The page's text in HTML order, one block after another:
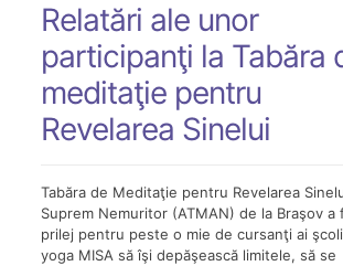
Relatări ale unor
participanţi la Tabăra
meditaţie pentru
Revelarea Sinelui
Tabăra de Meditaţie pentru Revelarea
Suprem Nemuritor (ATMAN) de la Braşov a
prilej pentru peste o mie de cursanţi ai
yoga MISA să îşi depăşească limitele, să se